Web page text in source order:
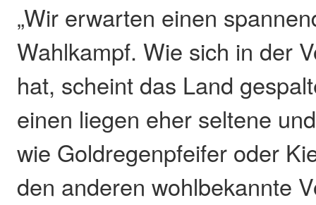
„Wir erwarten einen
Wahlkampf. Wie sich in der
hat, scheint das Land
einen liegen eher seltene
wie Goldregenpfeifer oder
den anderen wohlbekannte